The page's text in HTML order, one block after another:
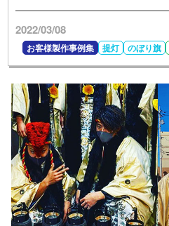
2022/03/08
お客様製作事例集 提灯 のぼり旗